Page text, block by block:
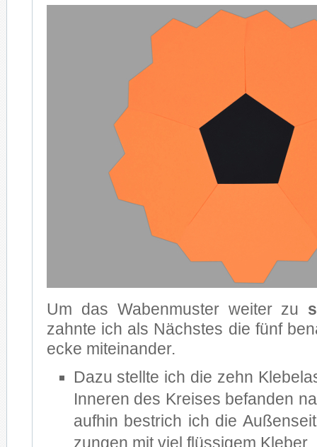
Um das Wa­ben­mus­ter wei­ter zu
zahn­te ich als Nächs­tes die fünf
ecke mit­ein­an­der.
Dazu stell­te ich die zehn
In­ne­ren des Krei­ses be­fan­den
auf­hin be­strich ich die
zun­gen mit viel flüs­si­gem Kle­ber.